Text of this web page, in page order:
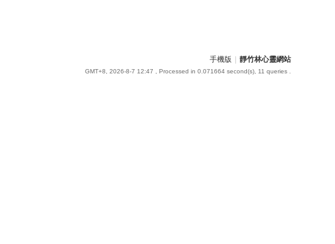
手機版 靜竹林心靈網站
GMT+8, 2026-8-7 12:47 , Processed in 0.071664 second(s), 11 queries .